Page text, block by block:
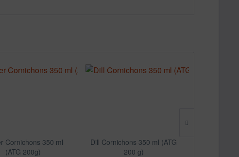
Cornichons 350 ml
(ATG 200g)
Dill Cornichons 350 ml (ATG
200 g)